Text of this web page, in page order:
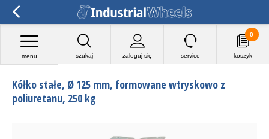
szukaj zaloguj się
menu service koszyk
0
Kółko stałe, Ø 125 mm, formowane wtryskowo z
poliuretanu, 250 kg